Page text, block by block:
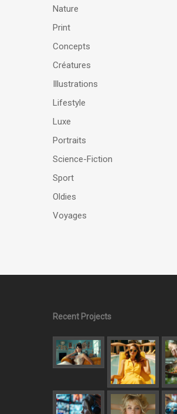
Nature
Print
Concepts
Créatures
Illustrations
Lifestyle
Luxe
Portraits
Science-Fiction
Sport
Oldies
Voyages
Recent Projects